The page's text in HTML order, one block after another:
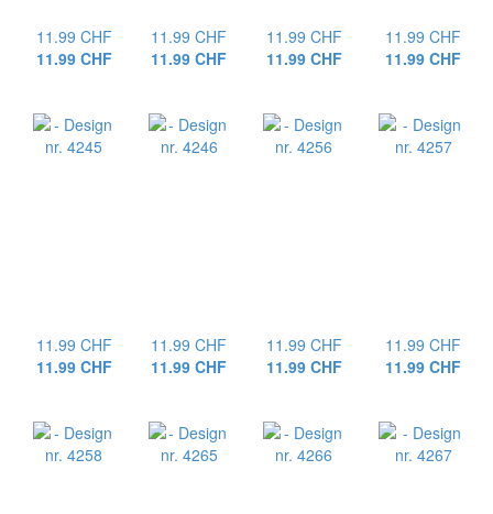
11.99 CHF
11.99 CHF
11.99 CHF
11.99 CHF
11.99 CHF
11.99 CHF
11.99 CHF
11.99 CHF
11.99 CHF
11.99 CHF
11.99 CHF
11.99 CHF
11.99 CHF
11.99 CHF
11.99 CHF
11.99 CHF